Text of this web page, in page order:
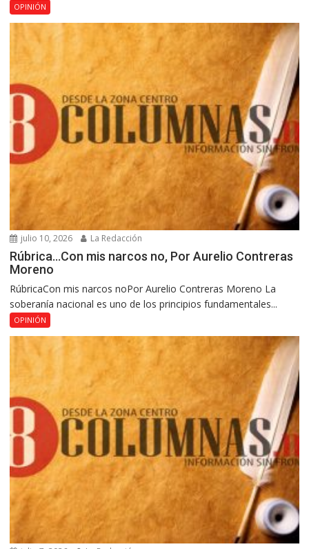
OPINIÓN
julio 10, 2026 La Redacción
Rúbrica…Con mis narcos no, Por Aurelio Contreras
Moreno
RúbricaCon mis narcos noPor Aurelio Contreras Moreno La
soberanía nacional es uno de los principios fundamentales...
OPINIÓN